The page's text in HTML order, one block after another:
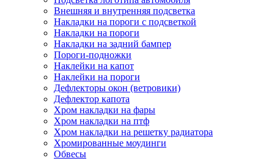
Внешняя и внутренняя подсветка
Накладки на пороги с подсветкой
Накладки на пороги
Накладки на задний бампер
Пороги-подножки
Наклейки на капот
Наклейки на пороги
Дефлекторы окон (ветровики)
Дефлектор капота
Хром накладки на фары
Хром накладки на птф
Хром накладки на решетку радиатора
Хромированные моудинги
Обвесы